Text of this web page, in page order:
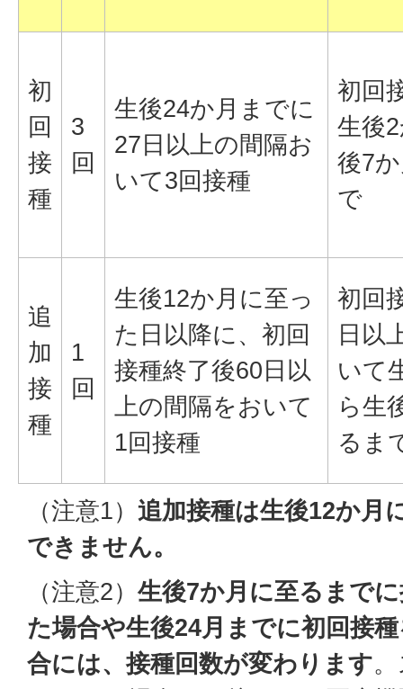
初
回
接
種
3
回
生後24か月までに
27日以上の間隔お
いて3回接種
初回
生後
後7
で
追
加
接
種
1
回
生後12か月に至っ
た日以降に、初回
接種終了後60日以
上の間隔をおいて
1回接種
初回
日以
いて
ら生
るま
（注意1） 追加接種は生後12か月
できません。
（注意2） 生後7か月に至るまで
た場合や生後24月までに初回接
合には、接種回数が変わります